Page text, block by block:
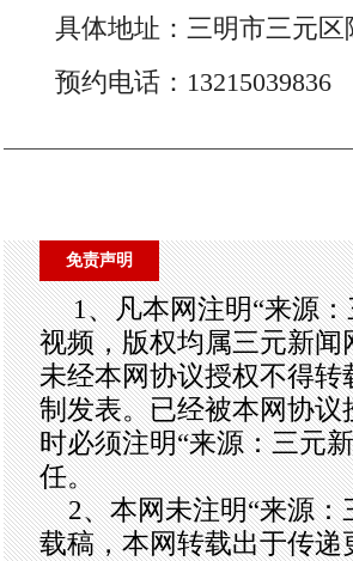
具体地址：三明市三元区
预约电话：13215039836
免责声明
1、凡本网注明“来源
视频，版权均属三元新
未经本网协议授权不得
制发表。已经被本网协
时必须注明“来源：三元
任。
2、本网未注明“来源：
载稿，本网转载出于传